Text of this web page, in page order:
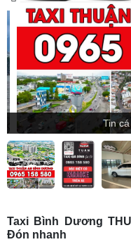
Tincá
Taxi Bình Dương
Đón nhanh